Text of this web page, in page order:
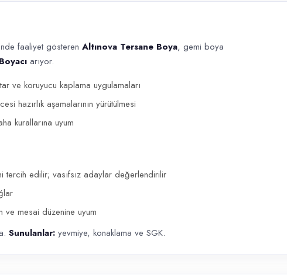
gösteren Altınova Tersane Boya , gemi boya ve yüzey hazırlık
faaliyet gösteren Altınova Tersane Boya, gemi boya
Boyacı arıyor.
ve koruyucu kaplama uygulamaları
hazırlık aşamalarının yürütülmesi
kurallarına uyum
edilir; vasıfsız adaylar değerlendirilir
ve mesai düzenine uyum
Sunulanlar: yevmiye, konaklama ve SGK.